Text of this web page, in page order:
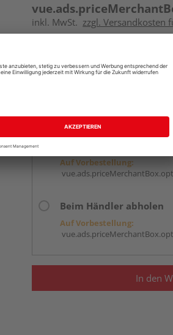
inkl. MwSt.zzgl. Versandkosten
Verkauf und Versand durch:
Auf Vorbestellung:
Beim Händler abholen
Auf Vorbestellung:
In den